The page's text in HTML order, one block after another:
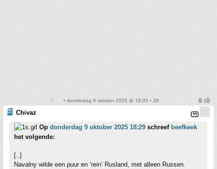
• donderdag 9 oktober 2025 @ 19:05 • 28
Chivaz
Op donderdag 9 oktober 2025 18:29 schreef beefkeek
het volgende:
[..]
Navalny wilde een puur en ‘rein’ Rusland, met alleen Russen.